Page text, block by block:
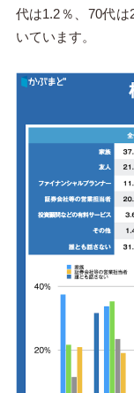
代は1.2％、70代
いています。